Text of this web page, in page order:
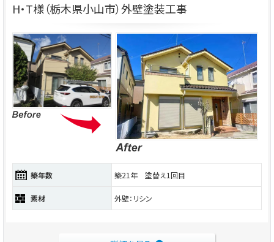
H・T様（栃木県小山市）外壁塗装工事
築年数 築21年 塗替え1回目
素材 外壁：リシン